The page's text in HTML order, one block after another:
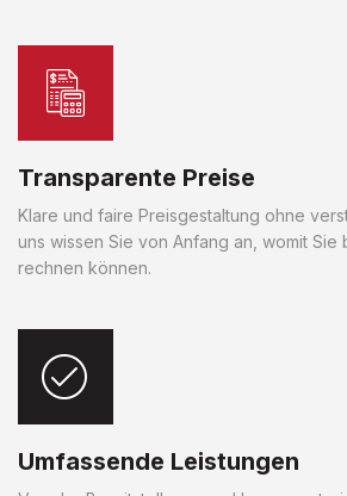
Transparente Preise
Klare und faire Preisgestaltung ohne
uns wissen Sie von Anfang an, womit Sie
rechnen können.
Umfassende Leistungen